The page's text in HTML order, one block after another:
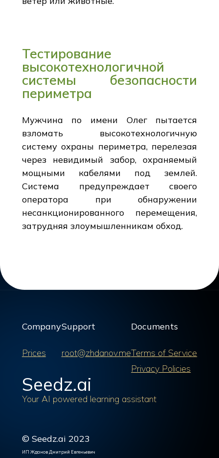
Тестирование
высокотехнологичной
системы безопасности
периметра
Мужчина по имени Олег пытается
взломать высокотехнологичную
систему охраны периметра, перелезая
через невидимый забор, охраняемый
мощными кабелями под землей.
Система предупреждает своего
оператора при обнаружении
несанкционированного перемещения,
затрудняя злоумышленникам обход.
Company
Prices
Support
root@zhdanov.me
Documents
Terms of Service
Privacy Policies
Seedz.ai
Your AI powered learning assistant
© Seedz.ai 2023
ИП Жданов Дмитрий Евгеньевич